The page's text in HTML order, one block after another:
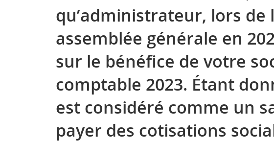
qu’administrateur, lors de
assemblée générale en
sur le bénéfice de votre
comptable 2023. Étant
est considéré comme un
payer des cotisations